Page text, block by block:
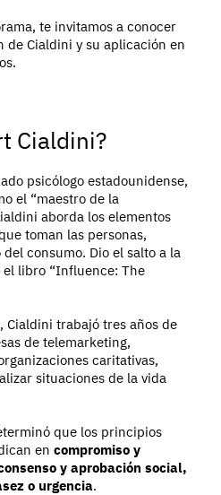
te invitamos a conocer
de Cialdini y su aplicación en
Cialdini?
psicólogo estadounidense,
el “maestro de la
aborda los elementos
toman las personas,
consumo. Dio el salto a la
libro “Influence: The
Cialdini trabajó tres años de
de telemarketing,
caritativas,
situaciones de la vida
que los principios
en compromiso y
y aprobación social,
o urgencia.